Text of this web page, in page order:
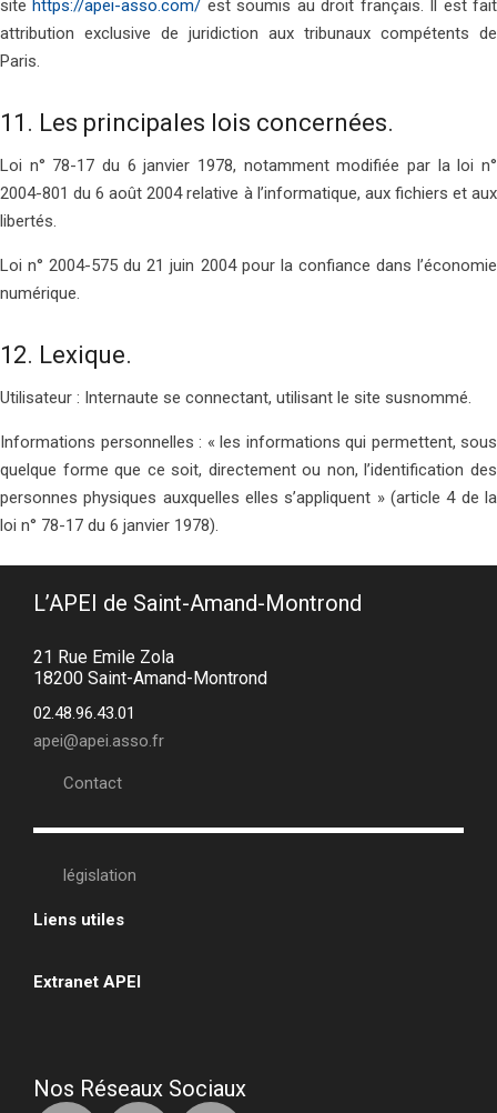
sitehttps://apei-asso.com/ est soumis au droit français. Il est fait
attribution exclusive de juridiction aux tribunaux compétents de
Paris.
11. Les principales lois concernées.
Loi n° 78-17 du 6 janvier 1978, notamment modifiée par la loi n°
2004-801 du 6 août 2004 relative à l’informatique, aux fichiers et aux
libertés.
Loi n° 2004-575 du 21 juin 2004 pour la confiance dans l’économie
numérique.
12. Lexique.
Utilisateur : Internaute se connectant, utilisant le site susnommé.
Informations personnelles : « les informations qui permettent, sous
quelque forme que ce soit, directement ou non, l’identification des
personnes physiques auxquelles elles s’appliquent » (article 4 de la
loi n° 78-17 du 6 janvier 1978).
L’APEI de Saint-Amand-Montrond
21 Rue Emile Zola
18200 Saint-Amand-Montrond
02.48.96.43.01
apei@apei.asso.fr
Contact
législation
Liens utiles
Extranet APEI
Nos Réseaux Sociaux